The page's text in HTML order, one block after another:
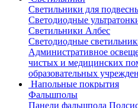
Светильники для
Светодиодные
Светильники Албес
Светодиодные
Административное
чистых и медицинских
образовательных
Напольные покрытия
Фальшполы
Панели фальшпола